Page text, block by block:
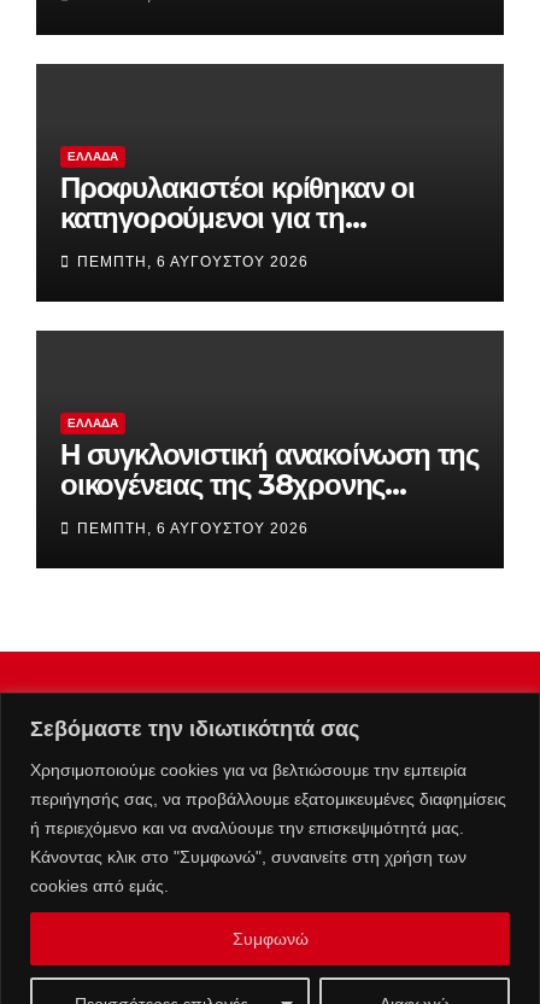
Σεβόμαστε την ιδιωτικότητά σας
Χρησιμοποιούμε cookies για να βελτιώσουμε την εμπειρία
περιήγησής σας, να προβάλλουμε εξατομικευμένες διαφημίσεις
ή περιεχόμενο και να αναλύουμε την επισκεψιμότητά μας.
Κάνοντας κλικ στο "Συμφωνώ", συναινείτε στη χρήση των
cookies από εμάς.
Συμφωνώ
ΕΛΛΆΔΑ
Προφυλακιστέοι κρίθηκαν οι
κατηγορούμενοι για τη
δολοφονία του 58χρονου
ψυχολόγου στην Αργολίδα
ΠΈΜΠΤΗ, 6 ΑΥΓΟΎΣΤΟΥ 2026
ΕΛΛΆΔΑ
Η συγκλονιστική ανακοίνωση της
οικογένειας της 38χρονης
Βρετανίδας που βρέθηκε νεκρή
στην Κυψέλη
ΠΈΜΠΤΗ, 6 ΑΥΓΟΎΣΤΟΥ 2026
info@kolafos.gr
Ταυτότητα Πολιτική Απορρήτου Όροι Χρήσης